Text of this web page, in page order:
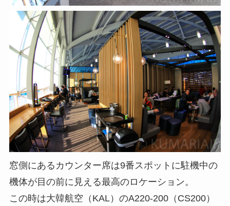
窓側にあるカウンター席は9番スポットに駐機中の
機体が目の前に見える最高のロケーション。
この時は大韓航空（KAL）のA220-200（CS200）